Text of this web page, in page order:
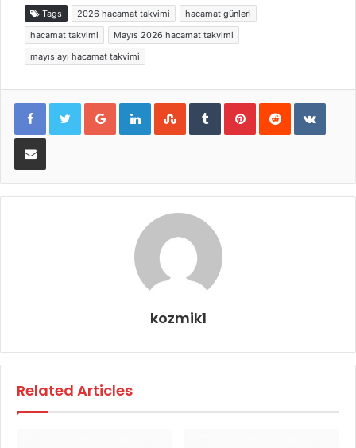
Tags 2026 hacamat takvimi
hacamat günleri
hacamat takvimi
Mayıs 2026 hacamat takvimi
mayıs ayı hacamat takvimi
Google+LinkedInStumbleUpon
TumblrPinterestReddit
E-Posta ile paylaş
kozmik1
Related Articles